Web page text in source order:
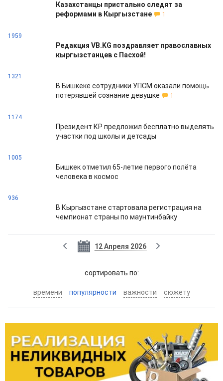
Казахстанцы пристально следят за
реформами в Кыргызстане
1
1959
Редакция VB.KG поздравляет православных
кыргызстанцев с Пасхой!
1321
В Бишкеке сотрудники УПСМ оказали помощь
потерявшей сознание девушке
1
1174
Президент КР предложил бесплатно выделять
участки под школы и детсады
1005
Бишкек отметил 65-летие первого полёта
человека в космос
936
В Кыргызстане стартовала регистрация на
чемпионат страны по маунтинбайку
12 Апреля 2026
cортировать по:
времени популярности важности сюжету